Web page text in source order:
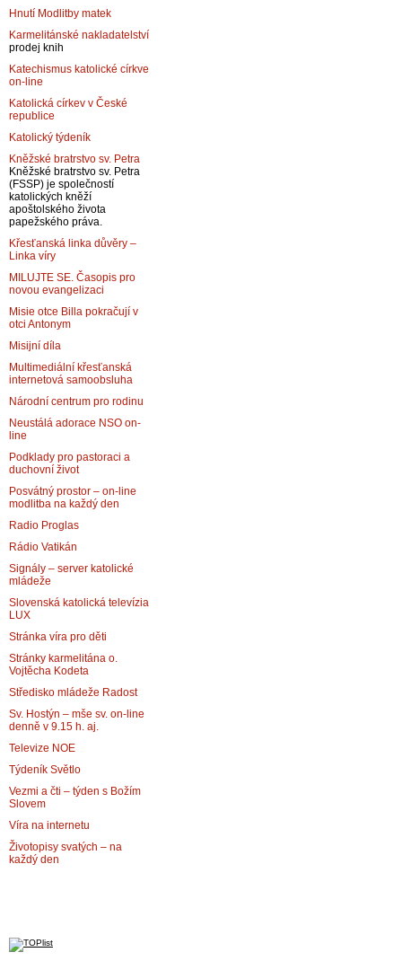
Hnutí Modlitby matek
Karmelitánské nakladatelství
prodej knih
Katechismus katolické církve
on-line
Katolická církev v České
republice
Katolický týdeník
Kněžské bratrstvo sv. Petra
Kněžské bratrstvo sv. Petra
(FSSP) je společností
katolických kněží
apoštolského života
papežského práva.
Křesťanská linka důvěry –
Linka víry
MILUJTE SE. Časopis pro
novou evangelizaci
Misie otce Billa pokračují v
otci Antonym
Misijní díla
Multimediální křesťanská
internetová samoobsluha
Národní centrum pro rodinu
Neustálá adorace NSO on-
line
Podklady pro pastoraci a
duchovní život
Posvátný prostor – on-line
modlitba na každý den
Radio Proglas
Rádio Vatikán
Signály – server katolické
mládeže
Slovenská katolická televízia
LUX
Stránka víra pro děti
Stránky karmelitána o.
Vojtěcha Kodeta
Středisko mládeže Radost
Sv. Hostýn – mše sv. on-line
denně v 9.15 h. aj.
Televize NOE
Týdeník Světlo
Vezmi a čti – týden s Božím
Slovem
Víra na internetu
Životopisy svatých – na
každý den